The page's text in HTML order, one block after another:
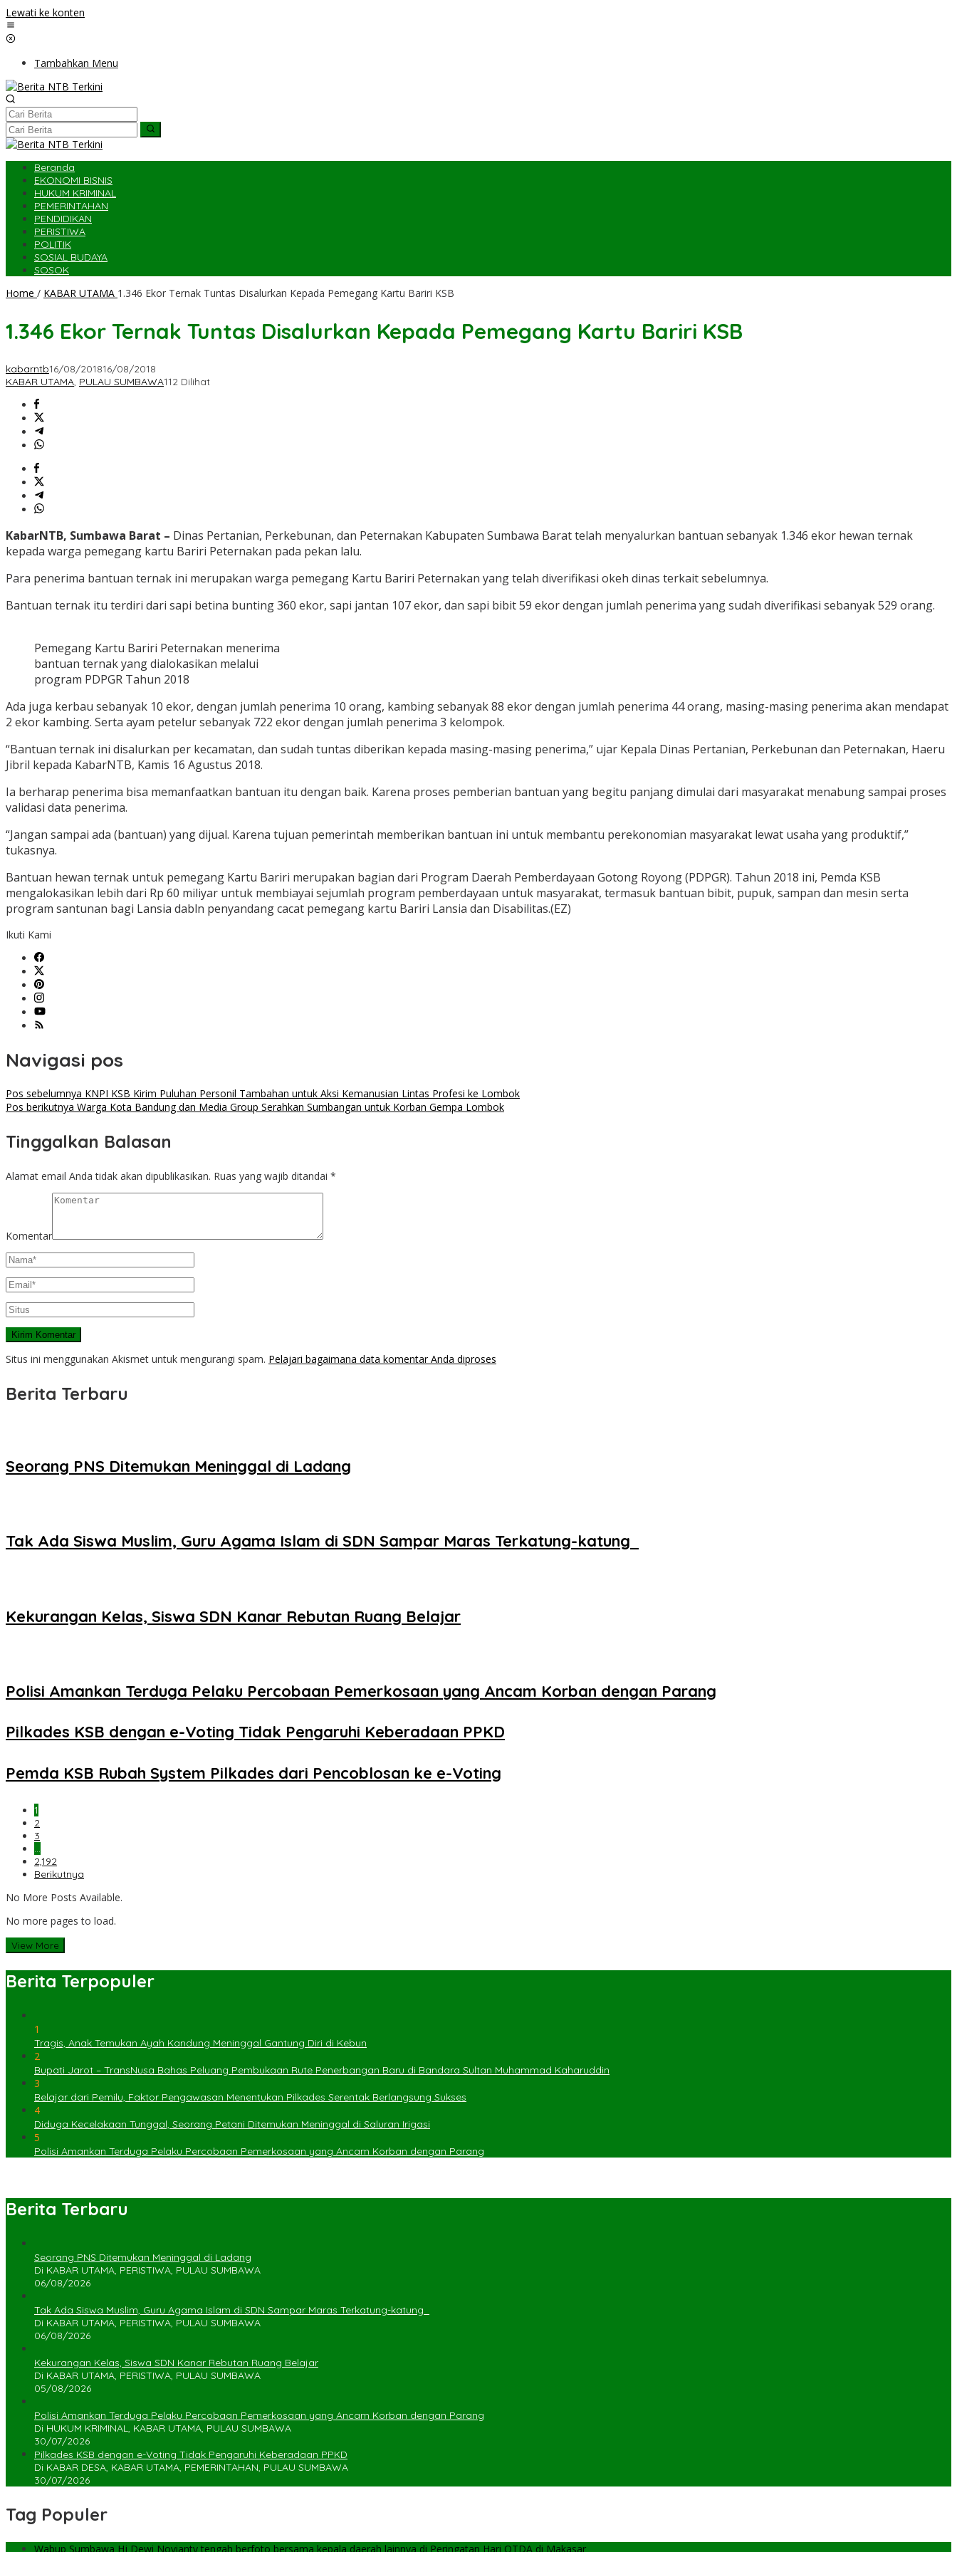
Lewati ke konten
Tambahkan Menu
Beranda
EKONOMI BISNIS
HUKUM KRIMINAL
PEMERINTAHAN
PENDIDIKAN
PERISTIWA
POLITIK
SOSIAL BUDAYA
SOSOK
Home / KABAR UTAMA 1.346 Ekor Ternak Tuntas Disalurkan Kepada Pemegang Kartu Bariri KSB
1.346 Ekor Ternak Tuntas Disalurkan Kepada Pemegang Kartu Bariri KSB
kabarntb16/08/201816/08/2018
KABAR UTAMA, PULAU SUMBAWA112 Dilihat
KabarNTB, Sumbawa Barat – Dinas Pertanian, Perkebunan, dan Peternakan Kabupaten Sumbawa Barat telah menyalurkan bantuan sebanyak 1.346 ekor hewan ternak
kepada warga pemegang kartu Bariri Peternakan pada pekan lalu.
Para penerima bantuan ternak ini merupakan warga pemegang Kartu Bariri Peternakan yang telah diverifikasi okeh dinas terkait sebelumnya.
Bantuan ternak itu terdiri dari sapi betina bunting 360 ekor, sapi jantan 107 ekor, dan sapi bibit 59 ekor dengan jumlah penerima yang sudah diverifikasi sebanyak 529 orang.
Pemegang Kartu Bariri Peternakan menerima
bantuan ternak yang dialokasikan melalui
program PDPGR Tahun 2018
Ada juga kerbau sebanyak 10 ekor, dengan jumlah penerima 10 orang, kambing sebanyak 88 ekor dengan jumlah penerima 44 orang, masing-masing penerima akan mendapat
2 ekor kambing. Serta ayam petelur sebanyak 722 ekor dengan jumlah penerima 3 kelompok.
“Bantuan ternak ini disalurkan per kecamatan, dan sudah tuntas diberikan kepada masing-masing penerima,” ujar Kepala Dinas Pertanian, Perkebunan dan Peternakan, Haeru
Jibril kepada KabarNTB, Kamis 16 Agustus 2018.
Ia berharap penerima bisa memanfaatkan bantuan itu dengan baik. Karena proses pemberian bantuan yang begitu panjang dimulai dari masyarakat menabung sampai proses
validasi data penerima.
“Jangan sampai ada (bantuan) yang dijual. Karena tujuan pemerintah memberikan bantuan ini untuk membantu perekonomian masyarakat lewat usaha yang produktif,”
tukasnya.
Bantuan hewan ternak untuk pemegang Kartu Bariri merupakan bagian dari Program Daerah Pemberdayaan Gotong Royong (PDPGR). Tahun 2018 ini, Pemda KSB
mengalokasikan lebih dari Rp 60 miliyar untuk membiayai sejumlah program pemberdayaan untuk masyarakat, termasuk bantuan bibit, pupuk, sampan dan mesin serta
program santunan bagi Lansia dabln penyandang cacat pemegang kartu Bariri Lansia dan Disabilitas.(EZ)
Ikuti Kami
Navigasi pos
Pos sebelumnya KNPI KSB Kirim Puluhan Personil Tambahan untuk Aksi Kemanusian Lintas Profesi ke Lombok
Pos berikutnya Warga Kota Bandung dan Media Group Serahkan Sumbangan untuk Korban Gempa Lombok
Tinggalkan Balasan
Alamat email Anda tidak akan dipublikasikan. Ruas yang wajib ditandai *
Komentar
Situs ini menggunakan Akismet untuk mengurangi spam. Pelajari bagaimana data komentar Anda diproses
Berita Terbaru
Seorang PNS Ditemukan Meninggal di Ladang
Tak Ada Siswa Muslim, Guru Agama Islam di SDN Sampar Maras Terkatung-katung ‎
Kekurangan Kelas, Siswa SDN Kanar Rebutan Ruang Belajar
Polisi Amankan Terduga Pelaku Percobaan Pemerkosaan yang Ancam Korban dengan Parang
Pilkades KSB dengan e-Voting Tidak Pengaruhi Keberadaan PPKD
Pemda KSB Rubah System Pilkades dari Pencoblosan ke e-Voting
1
2
3
…
2,192
Berikutnya
No More Posts Available.
No more pages to load.
View More
Berita Terpopuler
1
Tragis, Anak Temukan Ayah Kandung Meninggal Gantung Diri di Kebun
2
Bupati Jarot – TransNusa Bahas Peluang Pembukaan Rute Penerbangan Baru di Bandara Sultan Muhammad Kaharuddin
3
Belajar dari Pemilu, Faktor Pengawasan Menentukan Pilkades Serentak Berlangsung Sukses
4
Diduga Kecelakaan Tunggal, Seorang Petani Ditemukan Meninggal di Saluran Irigasi
5
Polisi Amankan Terduga Pelaku Percobaan Pemerkosaan yang Ancam Korban dengan Parang
Berita Terbaru
Seorang PNS Ditemukan Meninggal di Ladang
Di KABAR UTAMA, PERISTIWA, PULAU SUMBAWA
06/08/2026
Tak Ada Siswa Muslim, Guru Agama Islam di SDN Sampar Maras Terkatung-katung ‎
Di KABAR UTAMA, PERISTIWA, PULAU SUMBAWA
06/08/2026
Kekurangan Kelas, Siswa SDN Kanar Rebutan Ruang Belajar
Di KABAR UTAMA, PERISTIWA, PULAU SUMBAWA
05/08/2026
Polisi Amankan Terduga Pelaku Percobaan Pemerkosaan yang Ancam Korban dengan Parang
Di HUKUM KRIMINAL, KABAR UTAMA, PULAU SUMBAWA
30/07/2026
Pilkades KSB dengan e-Voting Tidak Pengaruhi Keberadaan PPKD
Di KABAR DESA, KABAR UTAMA, PEMERINTAHAN, PULAU SUMBAWA
30/07/2026
Tag Populer
Wabup Sumbawa Hj Dewi Novianty tengah berfoto bersama kepala daerah lainnya di Peringatan Hari OTDA di Makasar